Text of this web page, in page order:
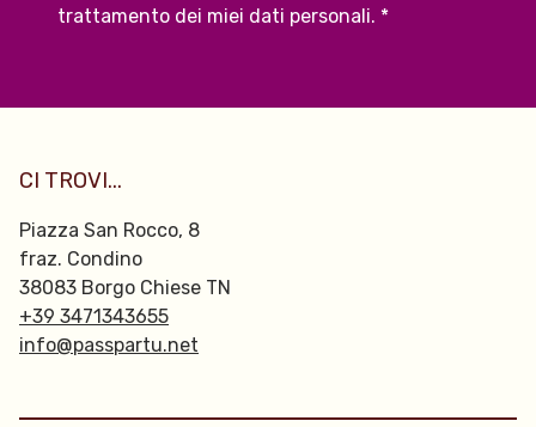
trattamento dei miei dati personali. *
CI TROVI...
Piazza San Rocco, 8
fraz. Condino
38083 Borgo Chiese TN
+39 3471343655
info@passpartu.net